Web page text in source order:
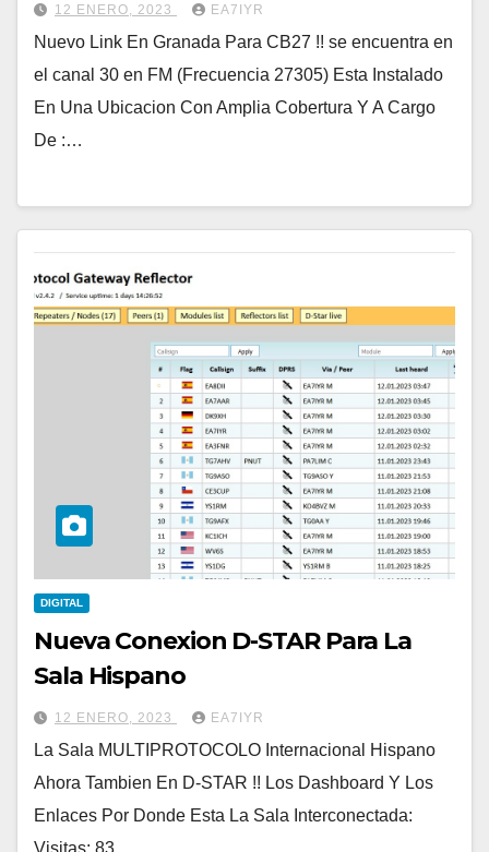
12 ENERO, 2023 EA7IYR
Nuevo Link En Granada Para CB27 !! se encuentra en
el canal 30 en FM (Frecuencia 27305) Esta Instalado
En Una Ubicacion Con Amplia Cobertura Y A Cargo
De :…
DIGITAL
Nueva Conexion D-STAR Para La
Sala Hispano
12 ENERO, 2023 EA7IYR
La Sala MULTIPROTOCOLO Internacional Hispano
Ahora Tambien En D-STAR !! Los Dashboard Y Los
Enlaces Por Donde Esta La Sala Interconectada:
Visitas: 83